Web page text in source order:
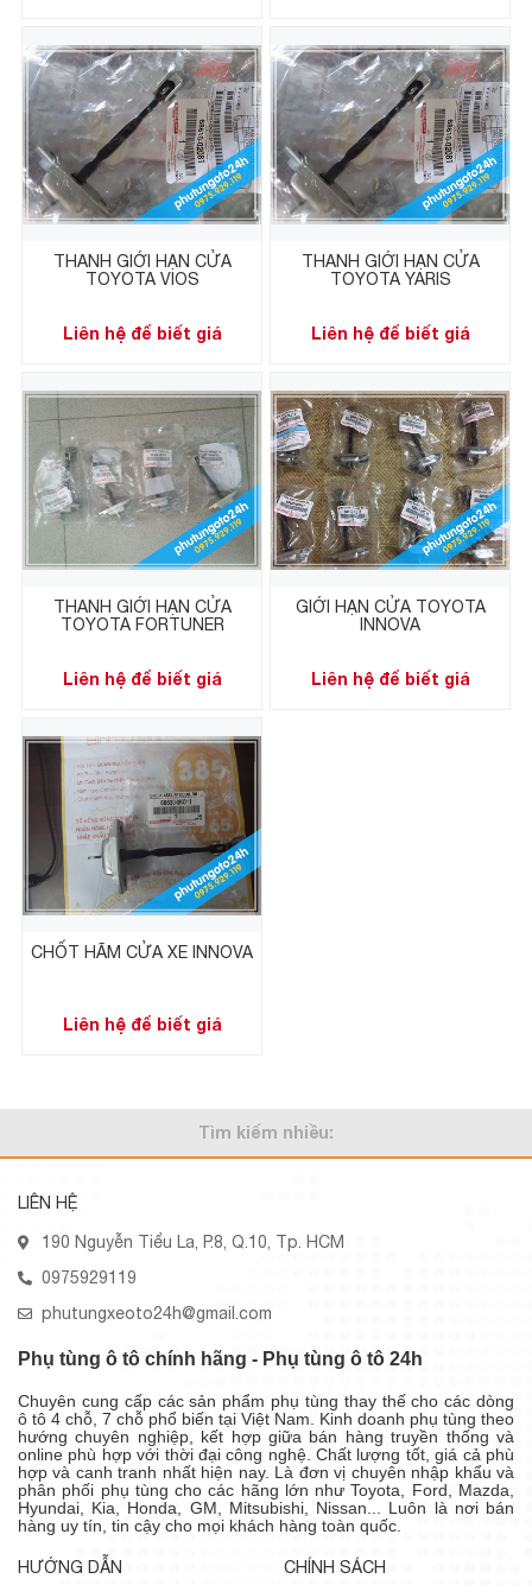
THANH GIỚI HẠN CỬA
TOYOTA VIOS
Liên hệ để biết giá
THANH GIỚI HẠN CỬA
TOYOTA YARIS
Liên hệ để biết giá
THANH GIỚI HẠN CỬA
TOYOTA FORTUNER
Liên hệ để biết giá
GIỚI HẠN CỬA TOYOTA
INNOVA
Liên hệ để biết giá
CHỐT HÃM CỬA XE INNOVA
Liên hệ để biết giá
Tìm kiếm nhiều:
LIÊN HỆ
190 Nguyễn Tiểu La, P.8, Q.10, Tp. HCM
0975929119
phutungxeoto24h@gmail.com
Phụ tùng ô tô chính hãng - Phụ tùng ô tô 24h
Chuyên cung cấp các sản phẩm phụ tùng thay thế cho các dòng
ô tô 4 chỗ, 7 chỗ phổ biến tại Việt Nam. Kinh doanh phụ tùng theo
hướng chuyên nghiệp, kết hợp giữa bán hàng truyền thống và
online phù hợp với thời đại công nghệ. Chất lượng tốt, giá cả phù
hợp và canh tranh nhất hiện nay. Là đơn vị chuyên nhập khẩu và
phân phối phụ tùng cho các hãng lớn như Toyota, Ford, Mazda,
Hyundai, Kia, Honda, GM, Mitsubishi, Nissan... Luôn là nơi bán
hàng uy tín, tin cậy cho mọi khách hàng toàn quốc.
HƯỚNG DẪN CHÍNH SÁCH